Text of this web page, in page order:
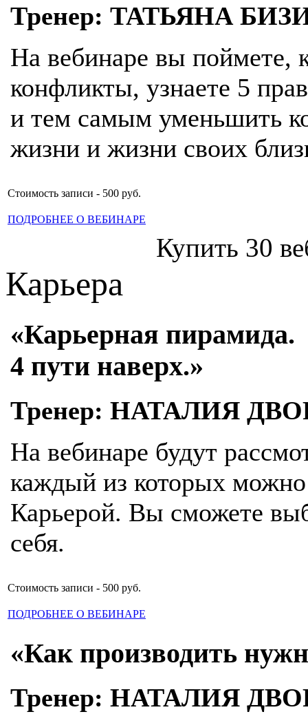
Тренер: ТАТЬЯНА
На вебинаре вы поймете,
конфликты, узнаете 5
и тем самым уменьшить
жизни и жизни своих
Стоимость записи - 500 руб.
ПОДРОБНЕЕ О ВЕБИНАРЕ
Купить 30
Карьера
«Карьерная пирамида.
4 пути наверх.»
Тренер: НАТАЛИЯ
На вебинаре будут
каждый из которых можно
Карьерой. Вы сможете
себя.
Стоимость записи - 500 руб.
ПОДРОБНЕЕ О ВЕБИНАРЕ
«Как производить
Тренер: НАТАЛИЯ